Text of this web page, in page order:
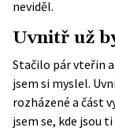
neviděl.
Uvnitř už
Stačilo pár vteřin
jsem si myslel.
rozházené a část
jsem se, kde jsou